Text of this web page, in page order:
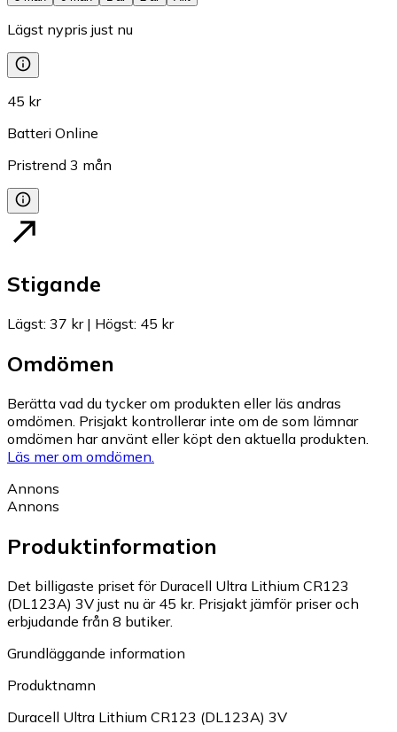
Lägst nypris just nu
45 kr
Batteri Online
Pristrend 3 mån
Stigande
Lägst: 37 kr| Högst: 45 kr
Omdömen
Berätta vad du tycker om produkten eller läs andras
omdömen. Prisjakt kontrollerar inte om de som lämnar
omdömen har använt eller köpt den aktuella produkten.
Läs mer om omdömen.
Annons
Annons
Produktinformation
Det billigaste priset för Duracell Ultra Lithium CR123
(DL123A) 3V just nu är 45 kr. Prisjakt jämför priser och
erbjudande från 8 butiker.
Grundläggande information
Produktnamn
Duracell Ultra Lithium CR123 (DL123A) 3V